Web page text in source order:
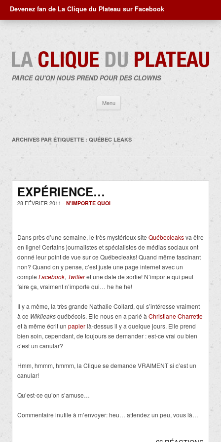
Devenez fan de La Clique du Plateau sur Facebook
PARCE QU'ON NOUS PREND POUR DES CLOWNS
Menu
contenu
ARCHIVES PAR ÉTIQUETTE : QUÉBEC LEAKS
EXPÉRIENCE…
28 FÉVRIER 2011 - N'IMPORTE QUOI
Dans près d’une semaine, le très mystérieux site Québecleaksva être
en ligne! Certains journalistes et spécialistes de médias sociaux ont
donné leur point de vue sur ce Québecleaks! Quand même fascinant
non? Quand on y pense, c’est juste une page internet avec un
compte Facebook, Twitteret une date de sortie! N’importe qui peut
faire ça, vraiment n’importe qui… he he he!
Il y a même, la très grande Nathalie Collard, qui s’intéresse vraiment
à ce Wikileaksquébécois. Elle nous en a parlé à Christiane Charrette
et à même écrit un papierlà-dessus il y a quelque jours. Elle prend
bien soin, cependant, de toujours se demander : est-ce vrai ou bien
c’est un canular?
Hmm, hmmm, hmmm, la Clique se demande VRAIMENT si c’est un
canular!
Qu’est-ce qu’on s’amuse…
Commentaire inutile à m’envoyer: heu… attendez un peu, vous là…